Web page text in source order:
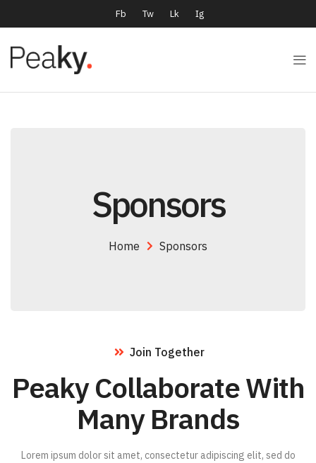
Fb Tw Lk Ig
Sponsors
Home Sponsors
Join Together
Peaky Collaborate With
Many Brands
Lorem ipsum dolor sit amet, consectetur adipiscing elit, sed do